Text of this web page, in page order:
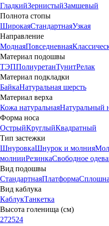
ГладкийЗернистыйЗамшевый
Полнота стопы
ШирокаяСтандартнаяУзкая
Направление
МоднаяПовседневная
Материал подошвы
ТЭППолиуретанТунитРелак
Материал подкладки
БайкаНатуральная шерсть
Материал верха
Кожа натуральнаяНатуральный
Форма носа
ОстрыйКруглыйКвадратный
Тип застежки
ШнуровкаШнурок и молния
молнииРезинкаСвободное
Вид подошвы
СтандартнаяПлатформа
Вид каблука
КаблукТанкетка
Высота голенища (см)
272524